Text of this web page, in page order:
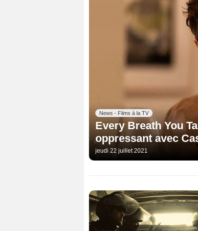
News - Films à la TV
Every Breath You
oppressant avec
jeudi 22 juillet 2021